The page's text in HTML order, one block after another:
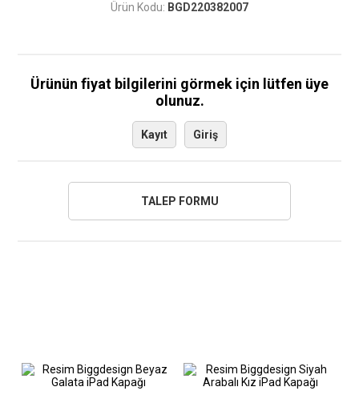
Ürün Kodu: BGD220382007
Ürünün fiyat bilgilerini görmek için lütfen üye
olunuz.
Kayıt Giriş